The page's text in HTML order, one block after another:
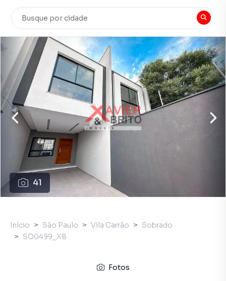
41
Início São Paulo Vila Carrão
Sobrado
SO0499_XB
Fotos